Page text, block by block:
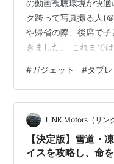
の動画視聴環境が快
ク跨って写真撮る人(
や帰省の際、後席で
きました。 これまで
みになったり、画面と
になっていました。
に取り付けるタイプ
なところ「ただ固定す
っていたのですが、
でした。 今回は、実
#ガジェット #タブ
LINK Motors（リン
【決定版】雪道・
イスを攻略し、命